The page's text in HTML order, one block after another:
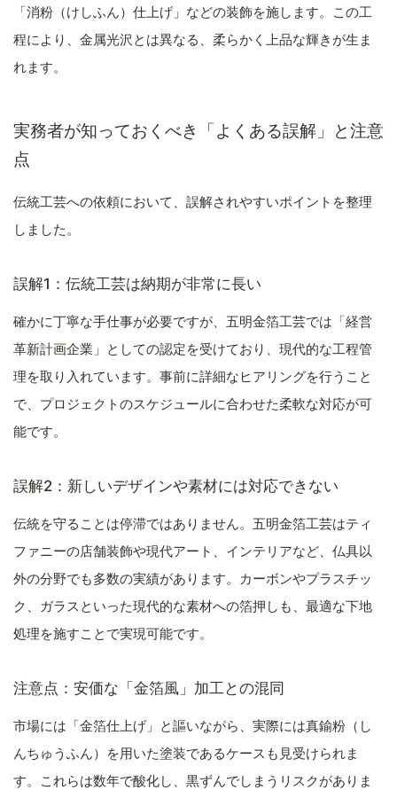
「消粉（けしふん）仕上げ」などの装飾を施します。この工
程により、金属光沢とは異なる、柔らかく上品な輝きが生ま
れます。
実務者が知っておくべき「よくある誤解」と注意
点
伝統工芸への依頼において、誤解されやすいポイントを整理
しました。
誤解1：伝統工芸は納期が非常に長い
確かに丁寧な手仕事が必要ですが、五明金箔工芸では「経営
革新計画企業」としての認定を受けており、現代的な工程管
理を取り入れています。事前に詳細なヒアリングを行うこと
で、プロジェクトのスケジュールに合わせた柔軟な対応が可
能です。
誤解2：新しいデザインや素材には対応できない
伝統を守ることは停滞ではありません。五明金箔工芸はティ
ファニーの店舗装飾や現代アート、インテリアなど、仏具以
外の分野でも多数の実績があります。カーボンやプラスチッ
ク、ガラスといった現代的な素材への箔押しも、最適な下地
処理を施すことで実現可能です。
注意点：安価な「金箔風」加工との混同
市場には「金箔仕上げ」と謳いながら、実際には真鍮粉（し
んちゅうふん）を用いた塗装であるケースも見受けられま
す。これらは数年で酸化し、黒ずんでしまうリスクがありま